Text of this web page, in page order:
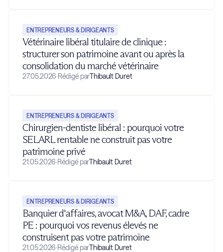
ENTREPRENEURS & DIRIGEANTS
Vétérinaire libéral titulaire de clinique :
structurer son patrimoine avant ou après la
consolidation du marché vétérinaire
27.05.2026·Rédigé parThibault Duret
ENTREPRENEURS & DIRIGEANTS
Chirurgien-dentiste libéral : pourquoi votre
SELARL rentable ne construit pas votre
patrimoine privé
21.05.2026·Rédigé parThibault Duret
ENTREPRENEURS & DIRIGEANTS
Banquier d'affaires, avocat M&A, DAF, cadre
PE : pourquoi vos revenus élevés ne
construisent pas votre patrimoine
21.05.2026·Rédigé parThibault Duret